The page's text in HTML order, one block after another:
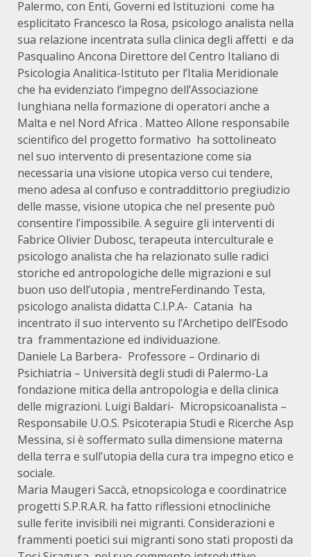
Palermo, con Enti, Governi ed Istituzioni come ha
esplicitato Francesco la Rosa, psicologo analista nella
sua relazione incentrata sulla clinica degli affetti e da
Pasqualino Ancona Direttore del Centro Italiano di
Psicologia Analitica-Istituto per l’Italia Meridionale
che ha evidenziato l’impegno dell’Associazione
Iunghiana nella formazione di operatori anche a
Malta e nel Nord Africa . Matteo Allone responsabile
scientifico del progetto formativo ha sottolineato
nel suo intervento di presentazione come sia
necessaria una visione utopica verso cui tendere,
meno adesa al confuso e contraddittorio pregiudizio
delle masse, visione utopica che nel presente può
consentire l’impossibile. A seguire gli interventi di
Fabrice Olivier Dubosc, terapeuta interculturale e
psicologo analista che ha relazionato sulle radici
storiche ed antropologiche delle migrazioni e sul
buon uso dell’utopia , mentreFerdinando Testa,
psicologo analista didatta C.I.P.A- Catania ha
incentrato il suo intervento su l’Archetipo dell’Esodo
tra frammentazione ed individuazione.
Daniele La Barbera- Professore – Ordinario di
Psichiatria – Università degli studi di Palermo-La
fondazione mitica della antropologia e della clinica
delle migrazioni. Luigi Baldari- Micropsicoanalista –
Responsabile U.O.S. Psicoterapia Studi e Ricerche Asp
Messina, si è soffermato sulla dimensione materna
della terra e sull’utopia della cura tra impegno etico e
sociale.
Maria Maugeri Saccà, etnopsicologa e coordinatrice
progetti S.P.R.A.R. ha fatto riflessioni etnocliniche
sulle ferite invisibili nei migranti. Considerazioni e
frammenti poetici sui migranti sono stati proposti da